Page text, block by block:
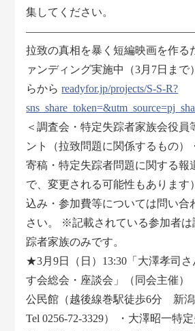
集してください。
拉致の真相を暴く短編映画を作る
ァンディング実施中（3月7日まで
らからreadyfor.jp/projects/S-S-R?
＜調査会・特定失踪者家族会役員
ント（拉致問題に関係するもの）
寄稿・特定失踪者問題に関する報
で、変更される可能性もありま
込み・参加費等については問い合
さい。 ※記載されている参加者は
踪者家族のみです。
★3月9日（日）13:30「大澤孝司さ
す会総会・座談会」（同会主催）
公民館（越後線巻駅徒歩6分 新
Tel 0256-72-3329） ・大澤昭一特